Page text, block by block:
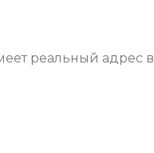
реальный адрес